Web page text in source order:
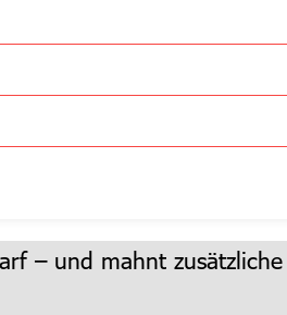
– und mahnt zusätzliche